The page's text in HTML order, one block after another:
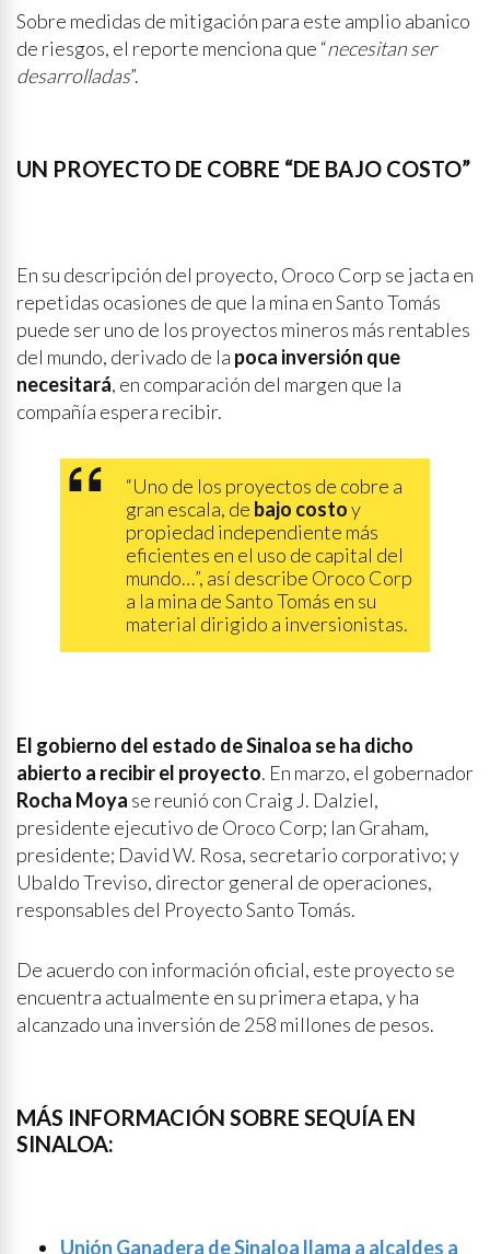
Sobre medidas de mitigación para este amplio abanico
de riesgos, el reporte menciona que “necesitan ser
desarrolladas”.
UN PROYECTO DE COBRE “DE BAJO COSTO”
En su descripción del proyecto, Oroco Corp se jacta en
repetidas ocasiones de que la mina en Santo Tomás
puede ser uno de los proyectos mineros más rentables
del mundo, derivado de la poca inversión que
necesitará, en comparación del margen que la
compañía espera recibir.
“Uno de los proyectos de cobre a
gran escala, de bajo costoy
propiedad independiente más
eficientes en el uso de capital del
mundo…”, así describe Oroco Corp
a la mina de Santo Tomás en su
material dirigido a inversionistas.
El gobierno del estado de Sinaloa se ha dicho
abierto a recibir el proyecto. En marzo, el gobernador
Rocha Moya se reunió con Craig J. Dalziel,
presidente ejecutivo de Oroco Corp; Ian Graham,
presidente; David W. Rosa, secretario corporativo; y
Ubaldo Treviso, director general de operaciones,
responsables del Proyecto Santo Tomás.
De acuerdo con información oficial, este proyecto se
encuentra actualmente en su primera etapa, y ha
alcanzado una inversión de 258 millones de pesos.
MÁS INFORMACIÓN SOBRE SEQUÍA EN
SINALOA:
Unión Ganadera de Sinaloa llama a alcaldes a